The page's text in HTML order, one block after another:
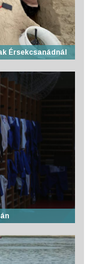
Érsekcsanádnál